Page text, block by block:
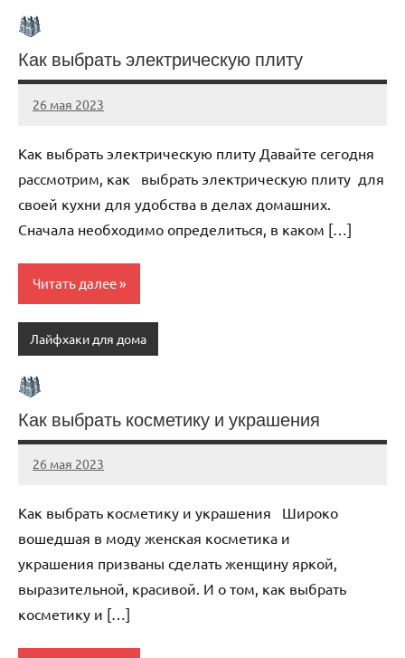
Как выбрать электрическую плиту
26 мая 2023
organic63_ru
Нет
Как выбрать электрическую плиту Давайте сегодня
рассмотрим, как выбрать электрическую плиту для
своей кухни для удобства в делах домашних.
Сначала необходимо определиться, в каком […]
Читать далее
Лайфхаки для дома
Как выбрать косметику и украшения
26 мая 2023
organic63_ru
Нет
Как выбрать косметику и украшения Широко
вошедшая в моду женская косметика и
украшения призваны сделать женщину яркой,
выразительной, красивой. И о том, как выбрать
косметику и […]